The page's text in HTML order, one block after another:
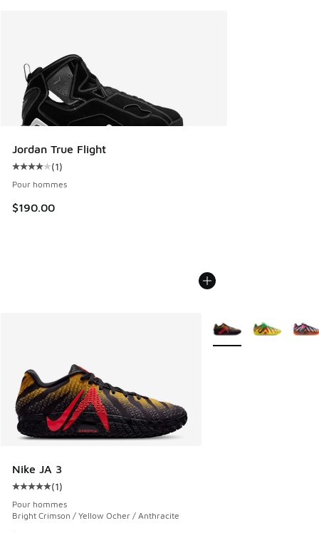
Jordan True Flight
Cote moyenne du client - [4 sur 5 étoiles], 1 commentaires
(1)
Pour hommes
$190.00
Nike JA 3
Cote moyenne du client - [5 sur 5 étoiles], 1 commentaires
(1)
Pour hommes
Bright Crimson / Yellow Ocher / Anthracite
Plus de couleurs